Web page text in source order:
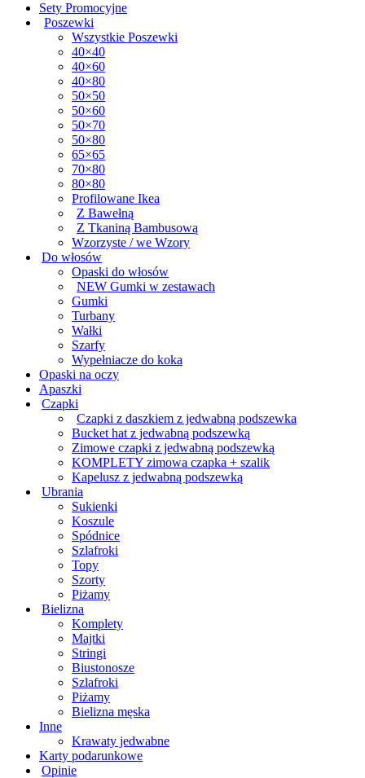
Sety Promocyjne
Poszewki
Wszystkie Poszewki
40×40
40×60
40×80
50×50
50×60
50×70
50×80
65×65
70×80
80×80
Profilowane Ikea
Z Bawełną
Z Tkaniną Bambusową
Wzorzyste / we Wzory
Do włosów
Opaski do włosów
NEW Gumki w zestawach
Gumki
Turbany
Wałki
Szarfy
Wypełniacze do koka
Opaski na oczy
Apaszki
Czapki
Czapki z daszkiem z jedwabną podszewka
Bucket hat z jedwabną podszewką
Zimowe czapki z jedwabną podszewką
KOMPLETY zimowa czapka + szalik
Kapelusz z jedwabną podszewką
Ubrania
Sukienki
Koszule
Spódnice
Szlafroki
Topy
Szorty
Piżamy
Bielizna
Komplety
Majtki
Stringi
Biustonosze
Szlafroki
Piżamy
Bielizna męska
Inne
Krawaty jedwabne
Karty podarunkowe
Opinie